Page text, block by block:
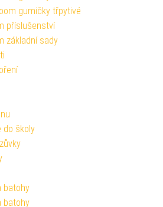
gumičky třpytivé
příslušenství
základní sady
do školy
batohy
batohy